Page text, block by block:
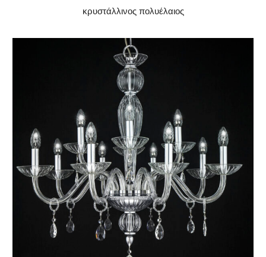
κρυστάλλινος πολυέλαιος